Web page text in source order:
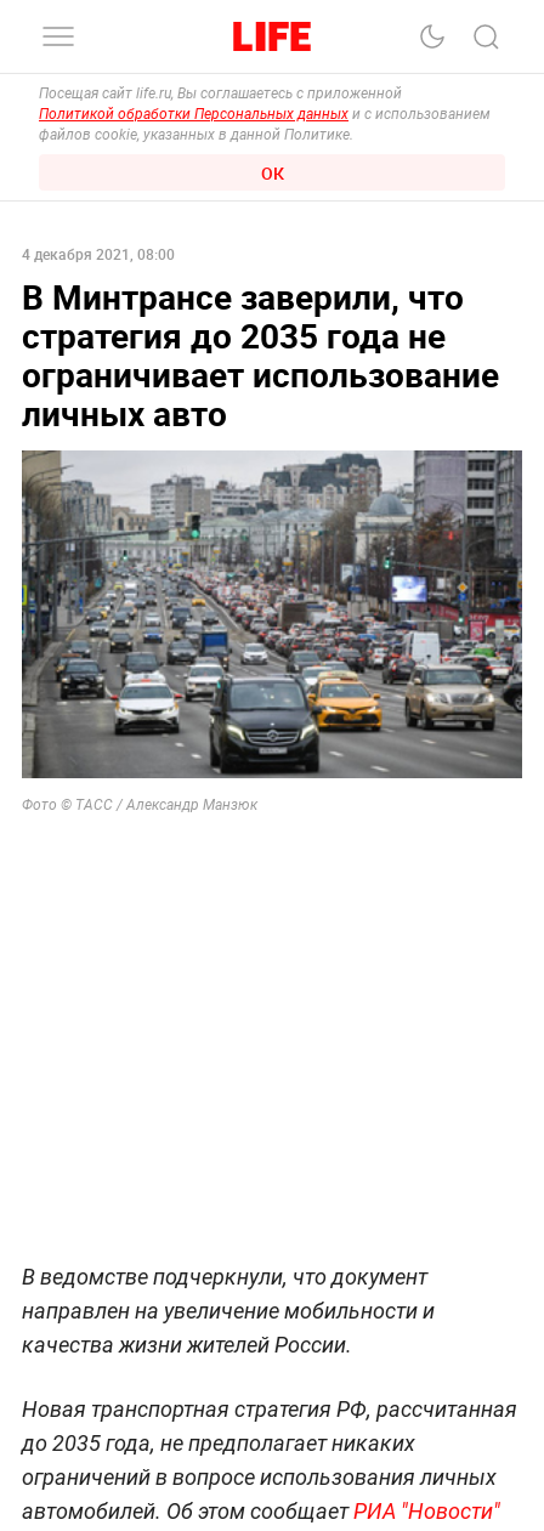
Посещая сайт life.ru, Вы соглашаетесь с приложенной
Политикой обработки Персональных данных и с использованием
файлов cookie, указанных в данной Политике.
ОК
4 декабря 2021, 08:00
В Минтрансе заверили, что
стратегия до 2035 года не
ограничивает использование
личных авто
Фото © ТАСС / Александр Манзюк
В ведомстве подчеркнули, что документ
направлен на увеличение мобильности и
качества жизни жителей России.
Новая транспортная стратегия РФ, рассчитанная
до 2035 года, не предполагает никаких
ограничений в вопросе использования личных
автомобилей. Об этом сообщаетРИА "Новости"